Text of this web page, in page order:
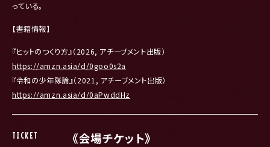
っている。
【書籍情報】
『ヒットのつくり方』（2026, アチーブメント出版）
https://amzn.asia/d/0goo0s2a
『令和の少年隊論』（2021, アチーブメント出版）
https://amzn.asia/d/0aPwddHz
TICKET 《会場チケット》